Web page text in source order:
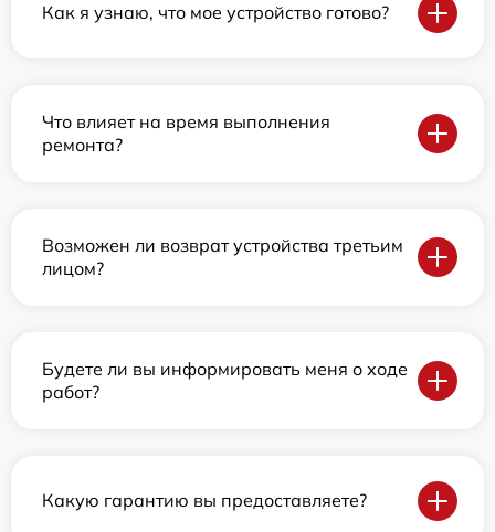
Как я узнаю, что мое устройство готово?
Что влияет на время выполнения
ремонта?
Возможен ли возврат устройства третьим
лицом?
Будете ли вы информировать меня о ходе
работ?
Какую гарантию вы предоставляете?